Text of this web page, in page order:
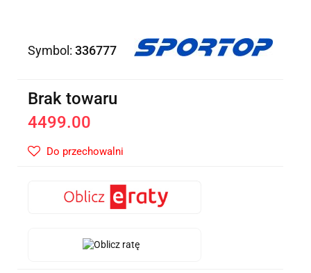
Symbol: 336777
Brak towaru
4499.00
Do przechowalni